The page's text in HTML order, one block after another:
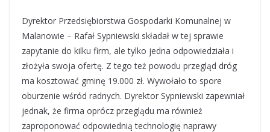
Dyrektor Przedsiębiorstwa Gospodarki Komunalnej w
Malanowie – Rafał Sypniewski składał w tej sprawie
zapytanie do kilku firm, ale tylko jedna odpowiedziała i
złożyła swoja ofertę. Z tego też powodu przegląd dróg
ma kosztować gminę 19.000 zł. Wywołało to spore
oburzenie wśród radnych. Dyrektor Sypniewski zapewniał
jednak, że firma oprócz przeglądu ma również
zaproponować odpowiednią technologię naprawy